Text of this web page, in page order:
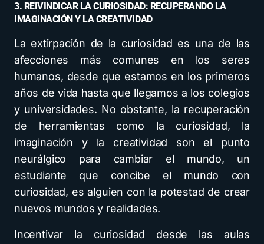
3. REIVINDICAR LA CURIOSIDAD: RECUPERANDO LA
IMAGINACIÓN Y LA CREATIVIDAD
La extirpación de la curiosidad es una de las
afecciones más comunes en los seres
humanos, desde que estamos en los primeros
años de vida hasta que llegamos a los colegios
y universidades. No obstante, la recuperación
de herramientas como la curiosidad, la
imaginación y la creatividad son el punto
neurálgico para cambiar el mundo, un
estudiante que concibe el mundo con
curiosidad, es alguien con la potestad de crear
nuevos mundos y realidades.
Incentivar la curiosidad desde las aulas